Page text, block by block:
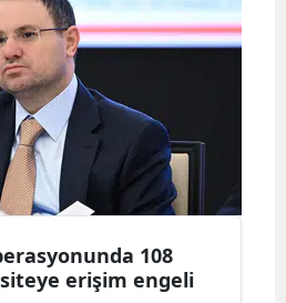
108
erişim engeli